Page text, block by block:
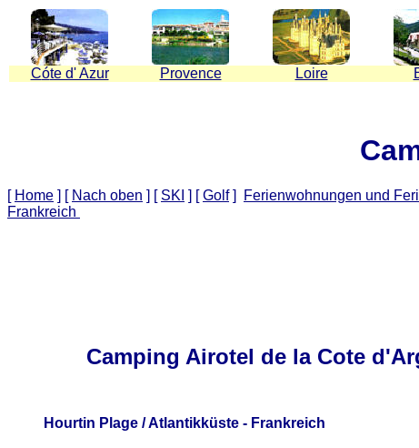
Cóte d' Azur Provence Loire
[ Home ] [ Nach oben ] [ SKI ] [Golf] Ferienwohnungen und
Frankreich
Camping Airotel de la Cote
Hourtin Plage / Atlantikküste - Frankreich